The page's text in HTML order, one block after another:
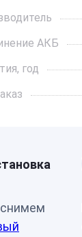
АКБ
год
бренда